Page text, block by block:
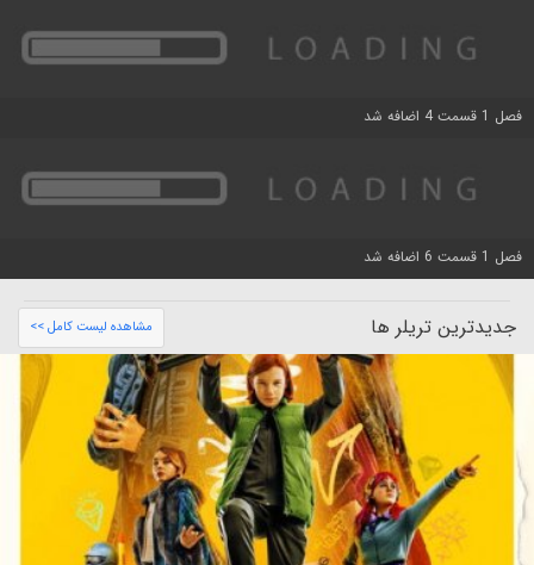
فصل 1 قسمت 4 اضافه شد
فصل 1 قسمت 6 اضافه شد
جدیدترین تریلر ها مشاهده لیست کامل >>